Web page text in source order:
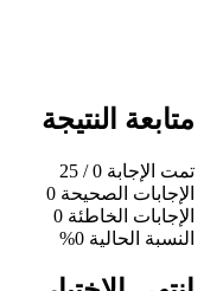
متابعة النتيجة
تمت الإجابة 0
/ 25
الإجابات الصحيحة 0
الإجابات الخاطئة 0
النسبة الحالية 0%